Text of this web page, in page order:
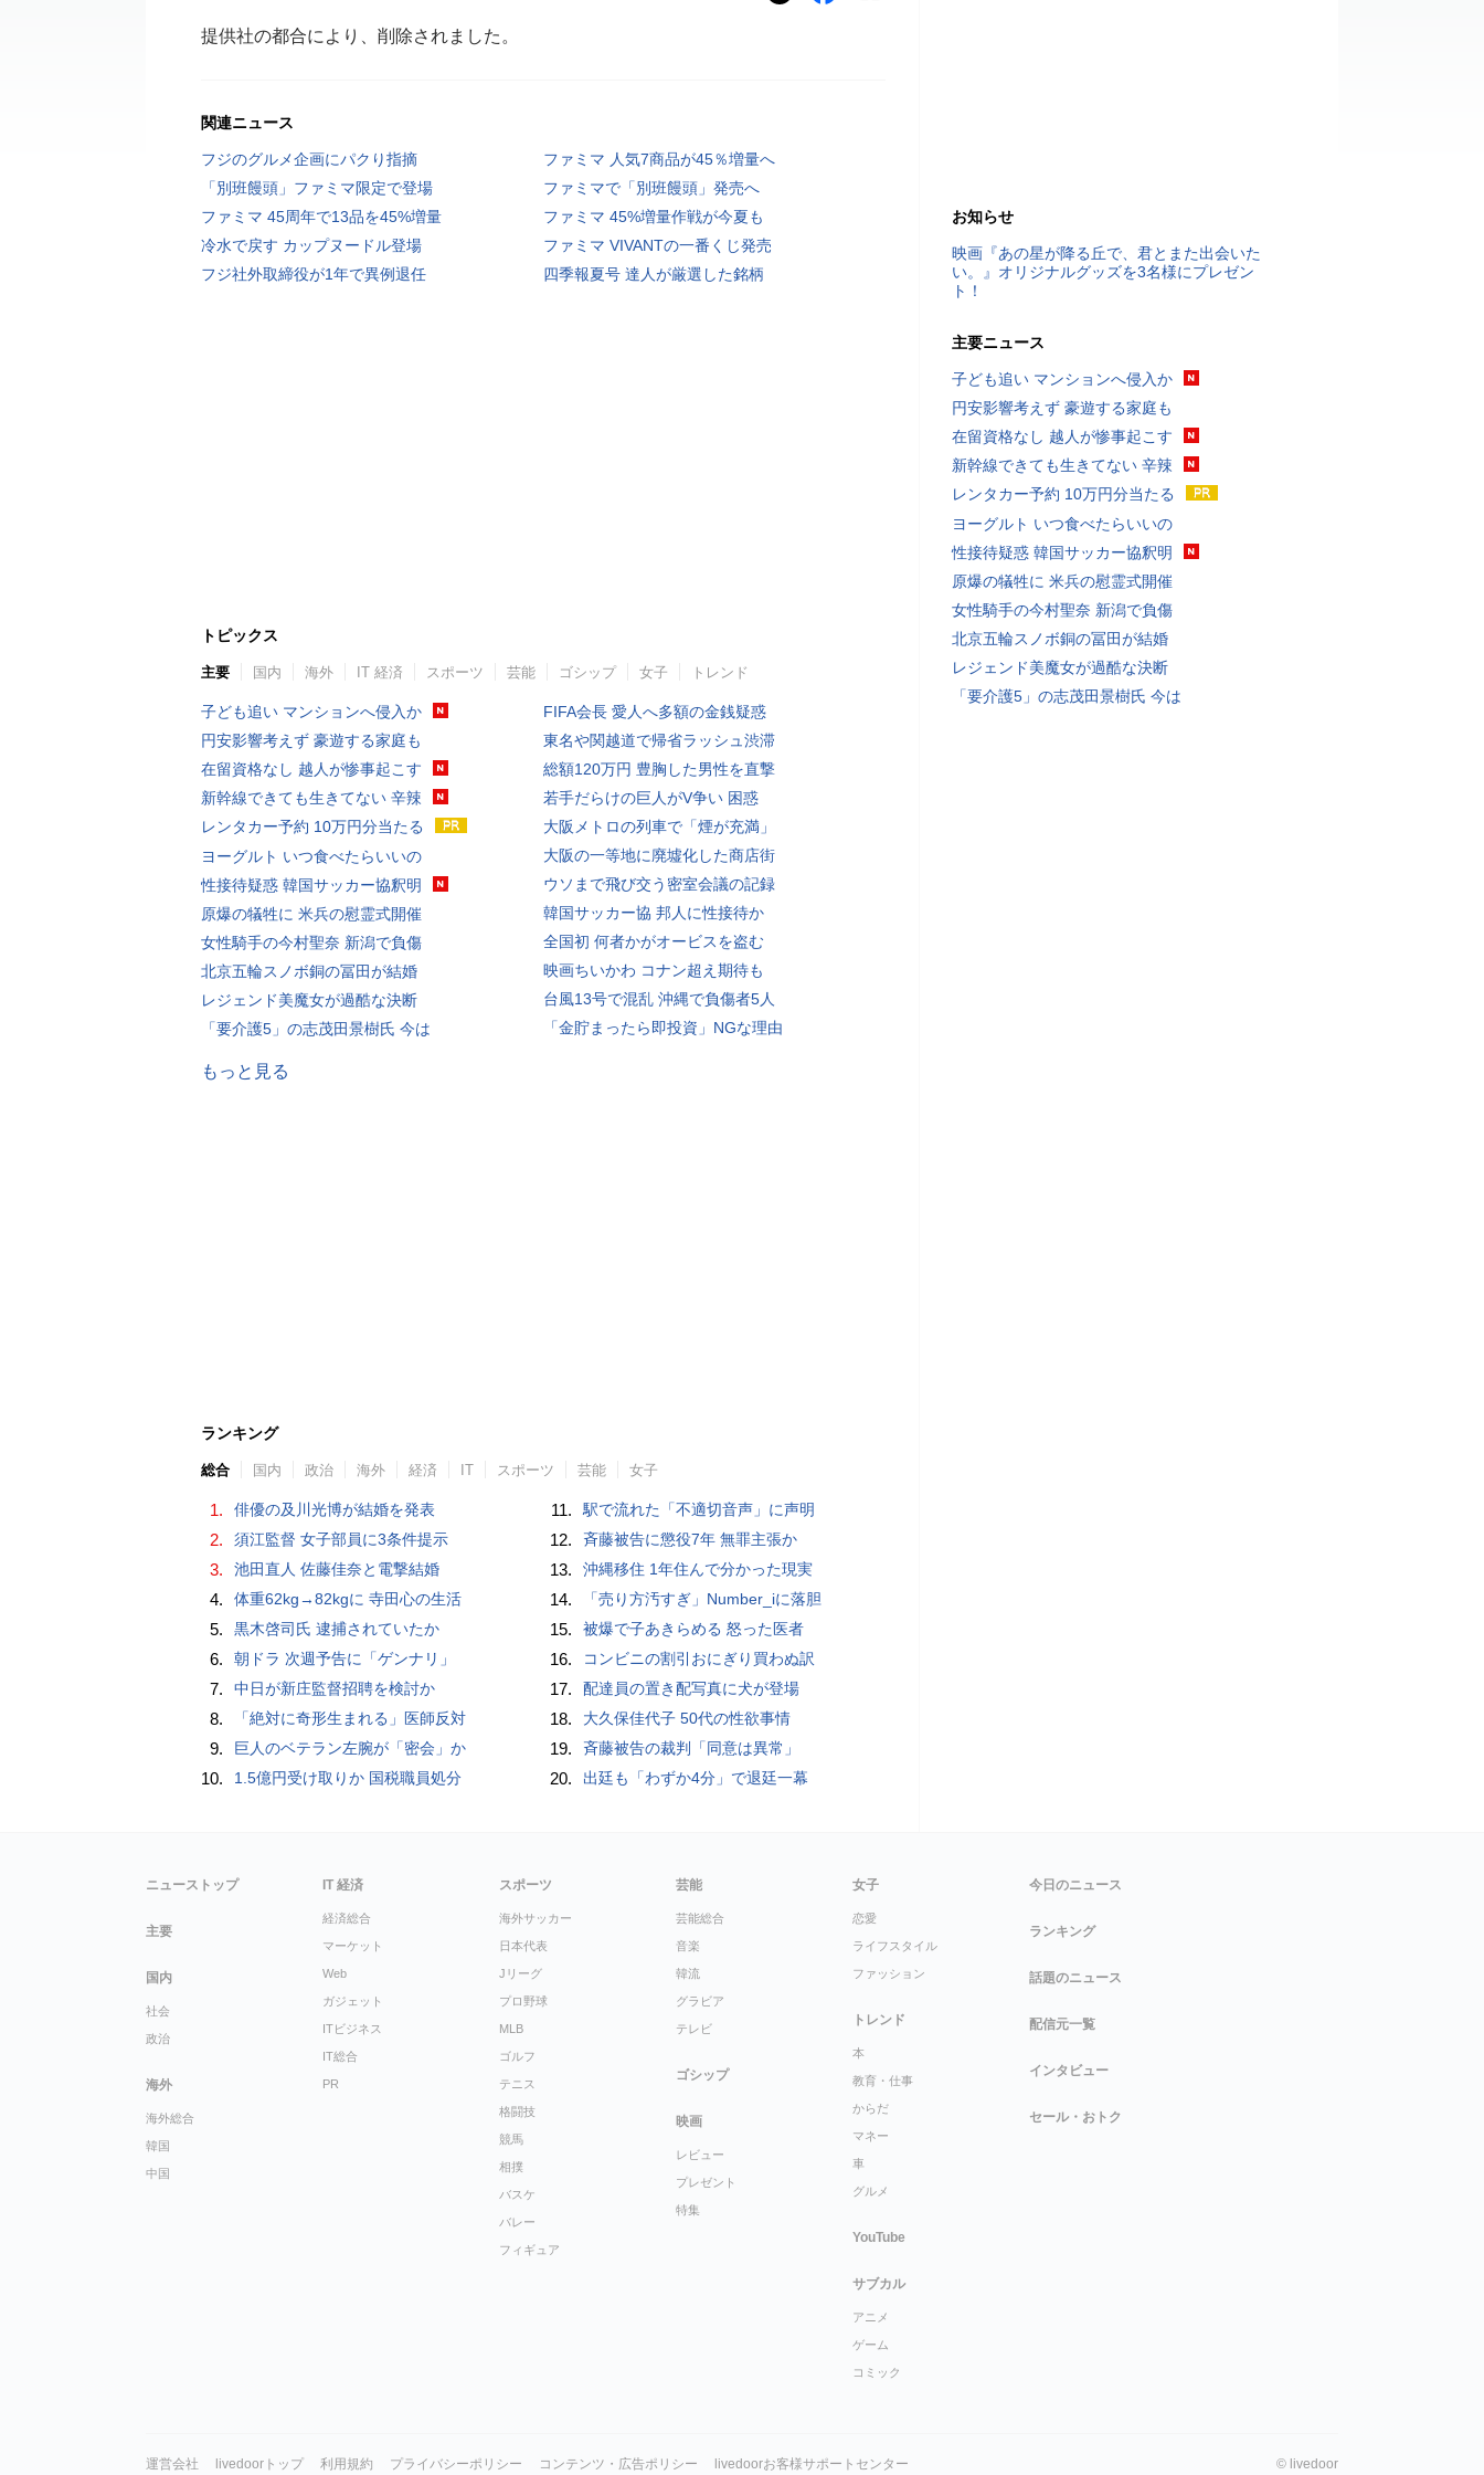
提供社の都合により、削除されました。
関連ニュース
フジのグルメ企画にパクり指摘
ファミマ 人気7商品が45％増量へ
「別班饅頭」ファミマ限定で登場
ファミマで「別班饅頭」発売へ
ファミマ 45周年で13品を45%増量
ファミマ 45%増量作戦が今夏も
冷水で戻す カップヌードル登場
ファミマ VIVANTの一番くじ発売
フジ社外取締役が1年で異例退任
四季報夏号 達人が厳選した銘柄
トピックス
主要 国内 海外 IT 経済 スポーツ 芸能 ゴシップ 女子 トレンド
子ども追い マンションへ侵入か
円安影響考えず 豪遊する家庭も
在留資格なし 越人が惨事起こす
新幹線できても生きてない 辛辣
レンタカー予約 10万円分当たる
ヨーグルト いつ食べたらいいの
性接待疑惑 韓国サッカー協釈明
原爆の犠牲に 米兵の慰霊式開催
女性騎手の今村聖奈 新潟で負傷
北京五輪スノボ銅の冨田が結婚
レジェンド美魔女が過酷な決断
「要介護5」の志茂田景樹氏 今は
FIFA会長 愛人へ多額の金銭疑惑
東名や関越道で帰省ラッシュ渋滞
総額120万円 豊胸した男性を直撃
若手だらけの巨人がV争い 困惑
大阪メトロの列車で「煙が充満」
大阪の一等地に廃墟化した商店街
ウソまで飛び交う密室会議の記録
韓国サッカー協 邦人に性接待か
全国初 何者かがオービスを盗む
映画ちいかわ コナン超え期待も
台風13号で混乱 沖縄で負傷者5人
「金貯まったら即投資」NGな理由
もっと見る
ランキング
総合 国内 政治 海外 経済 IT スポーツ 芸能 女子
1. 俳優の及川光博が結婚を発表
2. 須江監督 女子部員に3条件提示
3. 池田直人 佐藤佳奈と電撃結婚
4. 体重62kg→82kgに 寺田心の生活
5. 黒木啓司氏 逮捕されていたか
6. 朝ドラ 次週予告に「ゲンナリ」
7. 中日が新庄監督招聘を検討か
8. 「絶対に奇形生まれる」医師反対
9. 巨人のベテラン左腕が「密会」か
10. 1.5億円受け取りか 国税職員処分
11. 駅で流れた「不適切音声」に声明
12. 斉藤被告に懲役7年 無罪主張か
13. 沖縄移住 1年住んで分かった現実
14. 「売り方汚すぎ」Number_iに落胆
15. 被爆で子あきらめる 怒った医者
16. コンビニの割引おにぎり買わぬ訳
17. 配達員の置き配写真に犬が登場
18. 大久保佳代子 50代の性欲事情
19. 斉藤被告の裁判「同意は異常」
20. 出廷も「わずか4分」で退廷一幕
お知らせ
映画『あの星が降る丘で、君とまた出会いた
い。』オリジナルグッズを3名様にプレゼン
ト！
主要ニュース
子ども追い マンションへ侵入か
円安影響考えず 豪遊する家庭も
在留資格なし 越人が惨事起こす
新幹線できても生きてない 辛辣
レンタカー予約 10万円分当たる
ヨーグルト いつ食べたらいいの
性接待疑惑 韓国サッカー協釈明
原爆の犠牲に 米兵の慰霊式開催
女性騎手の今村聖奈 新潟で負傷
北京五輪スノボ銅の冨田が結婚
レジェンド美魔女が過酷な決断
「要介護5」の志茂田景樹氏 今は
ニューストップ
主要
国内
社会
政治
海外
海外総合
韓国
中国
IT 経済
経済総合
マーケット
Web
ガジェット
ITビジネス
IT総合
PR
スポーツ
海外サッカー
日本代表
Jリーグ
プロ野球
MLB
ゴルフ
テニス
格闘技
競馬
相撲
バスケ
バレー
フィギュア
芸能
芸能総合
音楽
韓流
グラビア
テレビ
ゴシップ
映画
レビュー
プレゼント
特集
女子
恋愛
ライフスタイル
ファッション
トレンド
本
教育・仕事
からだ
マネー
車
グルメ
YouTube
サブカル
アニメ
ゲーム
コミック
今日のニュース
ランキング
話題のニュース
配信元一覧
インタビュー
セール・おトク
運営会社 livedoorトップ 利用規約 プライバシーポリシー コンテンツ・広告ポリシー livedoorお客様サポートセンター © livedoor